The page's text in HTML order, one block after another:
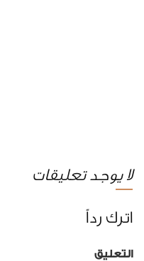
لا يوجد تعليقات
اترك رداً
التعليق